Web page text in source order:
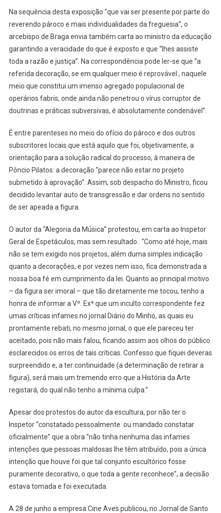
Na sequência desta exposição “que vai ser presente por parte do
reverendo pároco e mais individualidades da freguesia”, o
arcebispo de Braga envia também carta ao ministro da educação
garantindo a veracidade do que é exposto e que “lhes assiste
toda a razão e justiça”. Na correspondência pode ler-se que “a
referida decoração, se em qualquer meio é reprovável , naquele
meio que constitui um imenso agregado populacional de
operários fabris, onde ainda não penetrou o vírus corruptor de
doutrinas e práticas subversivas, é absolutamente condenável”.
É entre parenteses no meio do ofício do pároco e dos outros
subscritores locais que está aquilo que foi, objetivamente, a
orientação para a solução radical do processo, à maneira de
Pôncio Pilatos: a decoração “parece não estar no projeto
submetido à aprovação”. Assim, sob despacho do Ministro, ficou
decidido levantar auto de transgressão e dar ordens no sentido
de ser apeada a figura.
O autor da “Alegoria da Música” protestou, em carta ao Inspetor
Geral de Espetáculos, mas sem resultado. “Como até hoje, mais
não se tem exigido nos projetos, além duma simples indicação
quanto a decorações, e por vezes nem isso, fica demonstrada a
nossa boa fé em cumprimento da lei. Quanto ao principal motivo
– da figura ser imoral – que tão diretamente me tocou, tenho a
honra de informar a Vº. Exª que um inculto correspondente fez
umas críticas infames no jornal Diário do Minho, as quais eu
prontamente rebati, no mesmo jornal, o que ele pareceu ter
aceitado, pois não mais falou, ficando assim aos olhos do público
esclarecidos os erros de tais críticas. Confesso que fiquei deveras
surpreendido e, a ter continuidade (a determinação de retirar a
figura), será mais um tremendo erro que a História da Arte
registará, do qual não tenho a mínima culpa.”
Apesar dos protestos do autor da escultura, por não ter o
Inspetor “constatado pessoalmente ou mandado constatar
oficialmente” que a obra “não tinha nenhuma das infames
intenções que pessoas maldosas lhe têm atribuído, pois a única
intenção que houve foi que tal conjunto escultórico fosse
puramente decorativo, o que toda a gente reconhece”, a decisão
estava tomada e foi executada.
A 28 de junho a empresa Cine Aves publicou, no Jornal de Santo